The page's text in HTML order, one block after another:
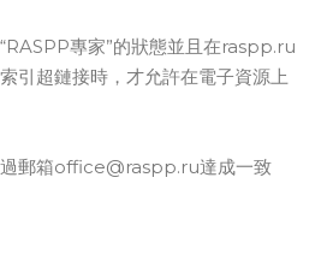
專家”的狀態並且在raspp.ru
引超鏈接時，才允許在電子資源上
過郵箱office@raspp.ru達成一致